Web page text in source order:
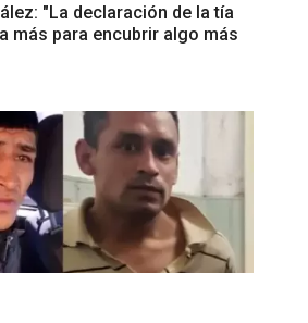
"La declaración de la tía
más para encubrir algo más